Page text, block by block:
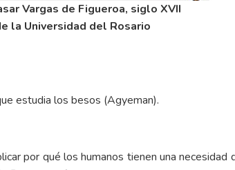
Vargas de Figueroa, siglo XVII
la Universidad del Rosario
estudia los besos (Agyeman).
por qué los humanos tienen una